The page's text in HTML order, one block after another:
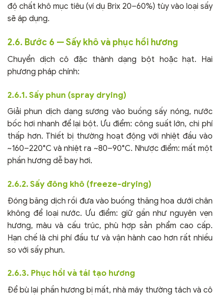
độ chất khô mục tiêu (ví dụ Brix 20–60%) tùy vào loại sấy
sẽ áp dụng.
2.6. Bước 6 — Sấy khô và phục hồi hương
Chuyển dịch cô đặc thành dạng bột hoặc hạt. Hai
phương pháp chính:
2.6.1. Sấy phun (spray drying)
Giải phun dịch dạng sương vào buồng sấy nóng, nước
bốc hơi nhanh để lại bột. Ưu điểm: công suất lớn, chi phí
thấp hơn. Thiết bị thường hoạt động với nhiệt đầu vào
~160–220°C và nhiệt ra ~80–90°C. Nhược điểm: mất một
phần hương dễ bay hơi.
2.6.2. Sấy đông khô (freeze-drying)
Đóng băng dịch rồi đưa vào buồng thăng hoa dưới chân
không để loại nước. Ưu điểm: giữ gần như nguyên vẹn
hương, màu và cấu trúc, phù hợp sản phẩm cao cấp.
Hạn chế là chi phí đầu tư và vận hành cao hơn rất nhiều
so với sấy phun.
2.6.3. Phục hồi và tái tạo hương
Để bù lại phần hương bị mất, nhà máy thường tách và cô